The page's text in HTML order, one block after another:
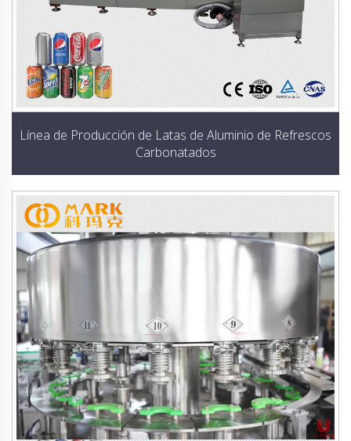
Línea de Producción de Latas de Aluminio de Refrescos
Carbonatados